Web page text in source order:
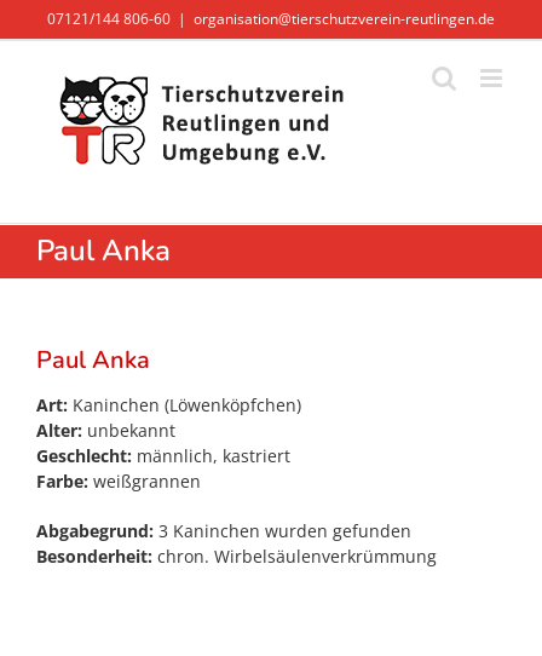
Inhalt
07121/144 806-60 | organisation@tierschutzverein-reutlingen.de
Paul Anka
Paul Anka
Art: Kaninchen (Löwenköpfchen)
Alter: unbekannt
Geschlecht: männlich, kastriert
Farbe: weißgrannen
Abgabegrund: 3 Kaninchen wurden gefunden
Besonderheit: chron. Wirbelsäulenverkrümmung